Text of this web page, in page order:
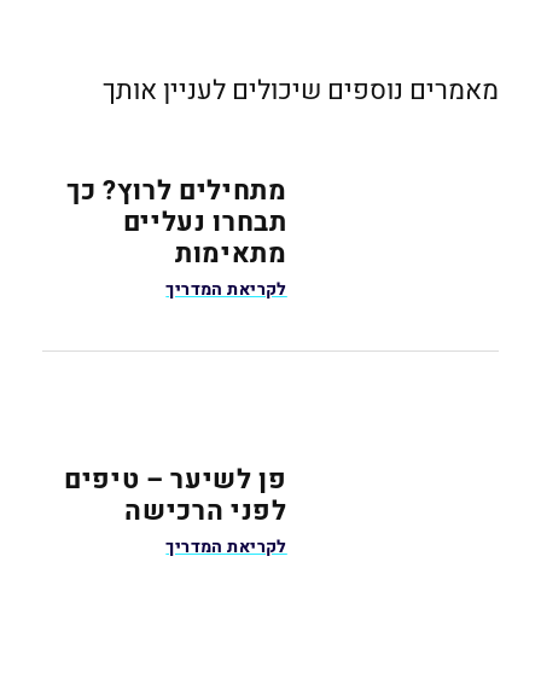
מאמרים נוספים שיכולים לעניין אותך
מתחילים לרוץ? כך
תבחרו נעליים
מתאימות
לקריאת המדריך
פן לשיער – טיפים
לפני הרכישה
לקריאת המדריך